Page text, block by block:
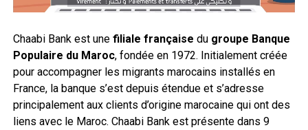
Chaabi Bank est une filiale française du groupe Banque
Populaire du Maroc, fondée en 1972. Initialement créée
pour accompagner les migrants marocains installés en
France, la banque s’est depuis étendue et s’adresse
principalement aux clients d’origine marocaine qui ont des
liens avec le Maroc. Chaabi Bank est présente dans 9